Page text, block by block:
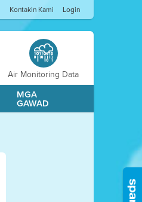
Kontakin Kami Login
Air Monitoring Data
MGA
GAWAD